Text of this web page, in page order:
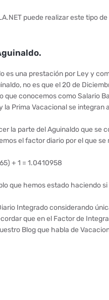
puede realizar este tipo
es una prestación por Ley y
no es que el 20 de
que conocemos como Salario
la Prima Vacacional se integran
la parte del Aguinaldo que se
el factor diario por el que
+ 1 = 1.0410958
que hemos estado haciendo
Integrado considerando
que en el Factor de
Blog que habla de